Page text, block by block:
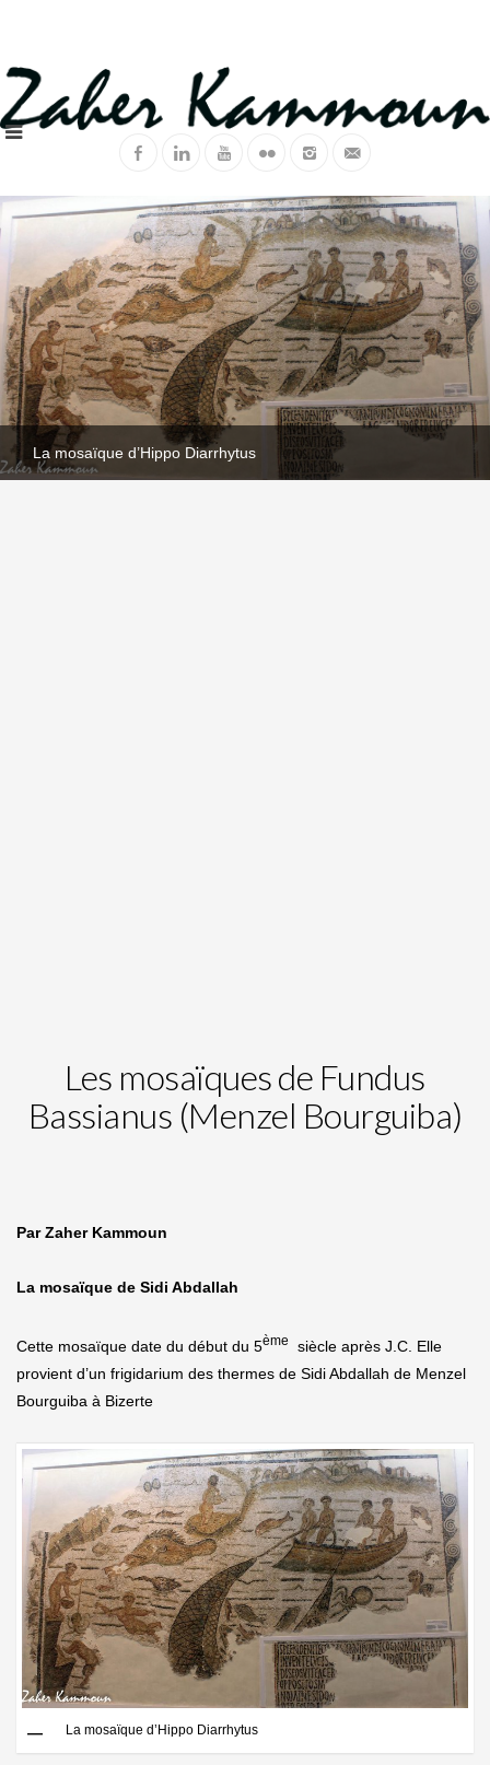
La mosaïque d’Hippo Diarrhytus
Les mosaïques de Fundus
Bassianus (Menzel Bourguiba)
Par Zaher Kammoun
La mosaïque de Sidi Abdallah
Cette mosaïque date du début du 5ème
siècle après J.C. Elle
provient d’un frigidarium des thermes de Sidi Abdallah de Menzel
Bourguiba à Bizerte
La mosaïque d’Hippo Diarrhytus